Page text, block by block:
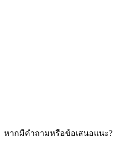
หากมีคำถามหรือข้อเสนอแนะ?